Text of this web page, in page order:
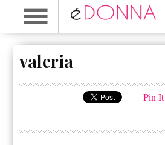
valeria
Pin It